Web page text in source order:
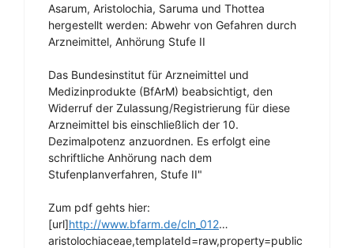
Asarum, Aristolochia, Saruma und Thottea
hergestellt werden: Abwehr von Gefahren durch
Arzneimittel, Anhörung Stufe II
Das Bundesinstitut für Arzneimittel und
Medizinprodukte (BfArM) beabsichtigt, den
Widerruf der Zulassung/Registrierung für diese
Arzneimittel bis einschließlich der 10.
Dezimalpotenz anzuordnen. Es erfolgt eine
schriftliche Anhörung nach dem
Stufenplanverfahren, Stufe II"
Zum pdf gehts hier:
[url]http://www.bfarm.de/cln_012…
aristolochiaceae,templateId=raw,property=public